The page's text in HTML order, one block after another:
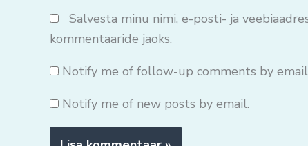
Salvesta minu nimi, e-posti- ja
kommentaaride jaoks.
Notify me of follow-up comments by
Notify me of new posts by email.